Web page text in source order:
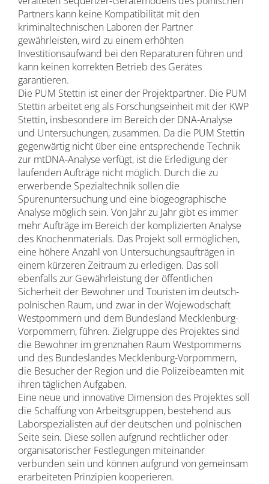
Partners kann keine Kompatibilität mit den
kriminaltechnischen Laboren der Partner
gewährleisten, wird zu einem erhöhten
Investitionsaufwand bei den Reparaturen führen und
kann keinen korrekten Betrieb des Gerätes
garantieren.
Die PUM Stettin ist einer der Projektpartner. Die PUM
Stettin arbeitet eng als Forschungseinheit mit der KWP
Stettin, insbesondere im Bereich der DNA-Analyse
und Untersuchungen, zusammen. Da die PUM Stettin
gegenwärtig nicht über eine entsprechende Technik
zur mtDNA-Analyse verfügt, ist die Erledigung der
laufenden Aufträge nicht möglich. Durch die zu
erwerbende Spezialtechnik sollen die
Spurenuntersuchung und eine biogeographische
Analyse möglich sein. Von Jahr zu Jahr gibt es immer
mehr Aufträge im Bereich der komplizierten Analyse
des Knochenmaterials. Das Projekt soll ermöglichen,
eine höhere Anzahl von Untersuchungsaufträgen in
einem kürzeren Zeitraum zu erledigen. Das soll
ebenfalls zur Gewährleistung der öffentlichen
Sicherheit der Bewohner und Touristen im deutsch-
polnischen Raum, und zwar in der Wojewodschaft
Westpommern und dem Bundesland Mecklenburg-
Vorpommern, führen. Zielgruppe des Projektes sind
die Bewohner im grenznahen Raum Westpommerns
und des Bundeslandes Mecklenburg-Vorpommern,
die Besucher der Region und die Polizeibeamten mit
ihren täglichen Aufgaben.
Eine neue und innovative Dimension des Projektes soll
die Schaffung von Arbeitsgruppen, bestehend aus
Laborspezialisten auf der deutschen und polnischen
Seite sein. Diese sollen aufgrund rechtlicher oder
organisatorischer Festlegungen miteinander
verbunden sein und können aufgrund von gemeinsam
erarbeiteten Prinzipien kooperieren.